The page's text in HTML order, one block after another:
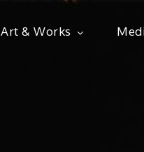
Art & Works